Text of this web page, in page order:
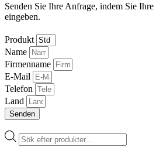
Senden Sie Ihre Anfrage, indem Sie
eingeben.
Produkt
Name
Firmenname
E-Mail
Telefon
Land
Senden
Products
search